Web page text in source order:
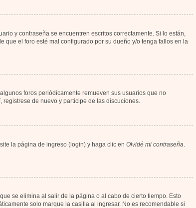
y contraseña se encuentren escritos correctamente. Si lo están,
que el foro esté mal configurado por su dueño y/o tenga fallos en la
foros periódicamente remueven sus usuarios que no
de nuevo y participe de las discuciones.
la página de ingreso (login) y haga clic en Olvidé mi contraseña.
se elimina al salir de la página o al cabo de cierto tiempo. Esto
solo marque la casilla al ingresar. No es recomendable si